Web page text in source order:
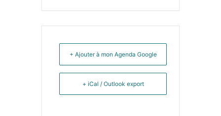
+ Ajouter à mon Agenda Google
+ iCal / Outlook export